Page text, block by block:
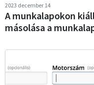
2023 december 14
A munkalapokon
másolása a